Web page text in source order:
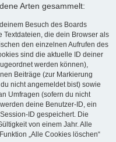
Arten gesammelt:
Besuch des Boards
die dein Browser als
den einzelnen Aufrufen des
sind die aktuelle ID deiner
werden können),
Beiträge (zur Markierung
nicht angemeldet bist) sowie
Umfragen (sofern du nicht
deine Benutzer-ID, ein
ID gespeichert. Die
von einem Jahr. Alle
„Alle Cookies löschen“